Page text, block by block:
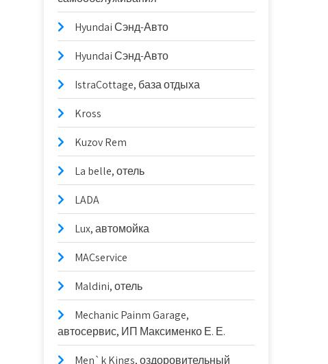
Hyundai Сэнд-Авто
Hyundai Сэнд-Авто
IstraCottage, база отдыха
Kross
Kuzov Rem
La belle, отель
LADA
Lux, автомойка
MACservice
Maldini, отель
Mechanic Painm Garage,
автосервис, ИП Максименко Е. Е.
Men`k Kings, оздоровительный